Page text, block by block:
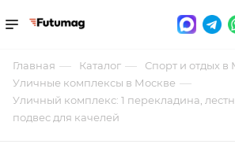
Главная — Каталог — Спорт и отдых в
Уличные комплексы в Москве —
Уличный комплекс: 1 перекладина,
подвес для качелей